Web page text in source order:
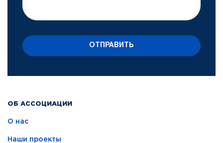
ОБ АССОЦИАЦИИ
О нас
Наши проекты
ОТПРАВИТЬ